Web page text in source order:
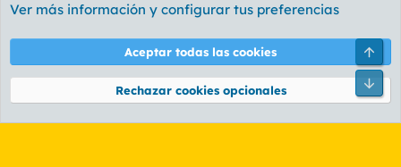
Cookies
PL OLDSTYLE AMARILLO
Términos y reglas Política de privacidad Ayuda
Community platform by XenForo® © 2010-2026 XenForo Ltd.
Ver más información y configurar tus preferencias
Aceptar todas las cookies
Rechazar cookies opcionales
Pie